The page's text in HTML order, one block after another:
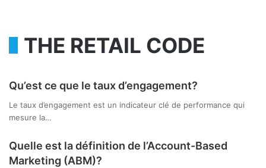
THE RETAIL CODE
Qu’est ce que le taux d’engagement?
Le taux d’engagement est un indicateur clé de performance qui
mesure la…
Quelle est la définition de l’Account-Based
Marketing (ABM)?